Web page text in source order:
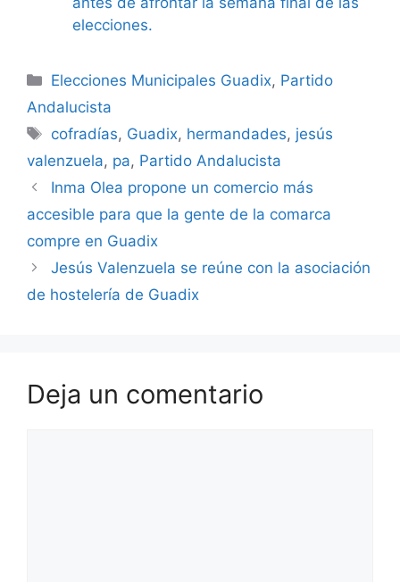
elecciones.
Categorías
Elecciones Municipales Guadix, Partido
Andalucista
Etiquetas
cofradías, Guadix, hermandades, jesús
valenzuela, pa, Partido Andalucista
Inma Olea propone un comercio más
accesible para que la gente de la comarca
compre en Guadix
Jesús Valenzuela se reúne con la asociación
de hostelería de Guadix
Deja un comentario